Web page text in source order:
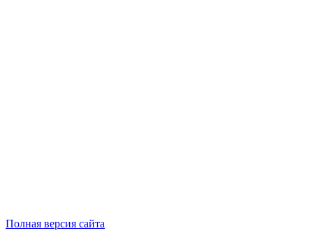
Полная версия сайта